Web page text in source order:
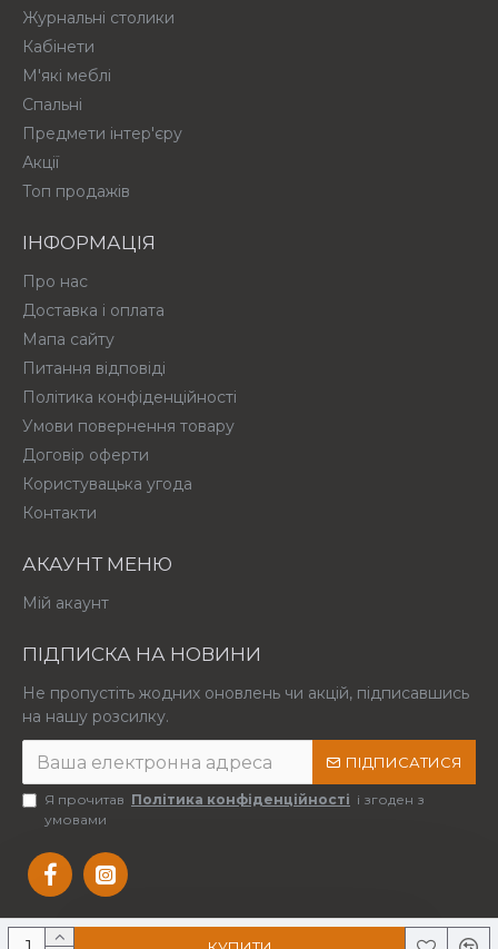
Журнальні столики
Кабінети
М'які меблі
Спальні
Предмети інтер'єру
Акції
Топ продажів
ІНФОРМАЦІЯ
Про нас
Доставка і оплата
Мапа сайту
Питання відповіді
Політика конфіденційності
Умови повернення товару
Договір оферти
Користувацька угода
Контакти
АКАУНТ МЕНЮ
Мій акаунт
ПІДПИСКА НА НОВИНИ
Не пропустіть жодних оновлень чи акцій, підписавшись
на нашу розсилку.
ПІДПИСАТИСЯ
Я прочитав Політика конфіденційності і згоден з
умовами